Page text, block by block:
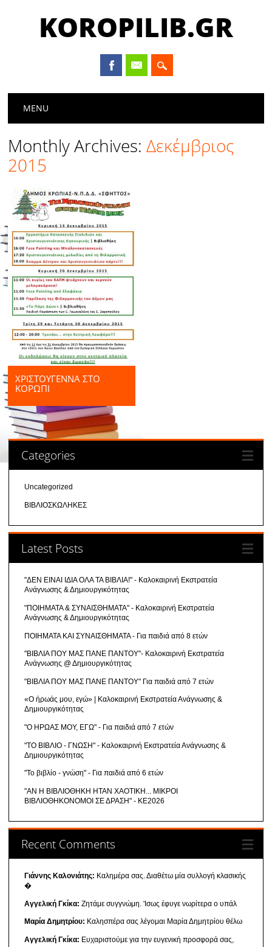
KOROPILIB.GR
Main menu
MENU
Monthly Archives:Δεκέμβριος
2015
ΧΡΙΣΤΟΥΓΕΝΝΑ ΣΤΟ
ΚΟΡΩΠΙ
Categories
Uncategorized
ΒΙΒΛΙΟΣΚΩΛΗΚΕΣ
Latest Posts
"ΔΕΝ ΕΙΝΑΙ ΙΔΙΑ ΟΛΑ ΤΑ ΒΙΒΛΙΑ!" - Καλοκαιρινή Εκστρατεία
Ανάγνωσης & Δημιουργικότητας
"ΠΟΙΗΜΑΤΑ & ΣΥΝΑΙΣΘΗΜΑΤΑ" - Καλοκαιρινή Εκστρατεία
Ανάγνωσης & Δημιουργικότητας
ΠΟΙΗΜΑΤΑ ΚΑΙ ΣΥΝΑΙΣΘΗΜΑΤΑ - Για παιδιά από 8 ετών
"ΒΙΒΛΙΑ ΠΟΥ ΜΑΣ ΠΑΝΕ ΠΑΝΤΟΥ"- Καλοκαιρινή Εκστρατεία
Ανάγνωσης @ Δημιουργικότητας
"ΒΙΒΛΙΑ ΠΟΥ ΜΑΣ ΠΑΝΕ ΠΑΝΤΟΥ" Για παιδιά από 7 ετών
«Ο ήρωάς μου, εγώ» | Καλοκαιρινή Εκστρατεία Ανάγνωσης &
Δημιουργικότητας
"Ο ΗΡΩΑΣ ΜΟΥ, ΕΓΩ" - Για παιδιά από 7 ετών
"ΤΟ ΒΙΒΛΙΟ - ΓΝΩΣΗ" - Καλοκαιρινή Εκστρατεία Ανάγνωσης &
Δημιουργικότητας
"Το βιβλίο - γνώση" - Για παιδιά από 6 ετών
"ΑΝ Η ΒΙΒΛΙΟΘΗΚΗ ΗΤΑΝ ΧΑΟΤΙΚΗ... ΜΙΚΡΟΙ
ΒΙΒΛΙΟΘΗΚΟΝΟΜΟΙ ΣΕ ΔΡΑΣΗ" - ΚΕ2026
Recent Comments
Γιάννης Καλονιάτης: Καλημέρα σας. Διαθέτω μία συλλογή κλασικής
�
Αγγελική Γκίκα: Ζητάμε συγγνώμη. 'Ισως έφυγε νωρίτερα ο υπάλ
Μαρία Δημητρίου: Καλησπέρα σας λέγομαι Μαρία Δημητρίου θέλω
Αγγελική Γκίκα: Ευχαριστούμε για την ευγενική προσφορά σας,